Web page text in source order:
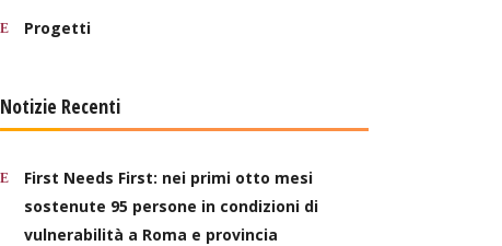
Progetti
Notizie Recenti
First Needs First: nei primi otto mesi
sostenute 95 persone in condizioni di
vulnerabilità a Roma e provincia